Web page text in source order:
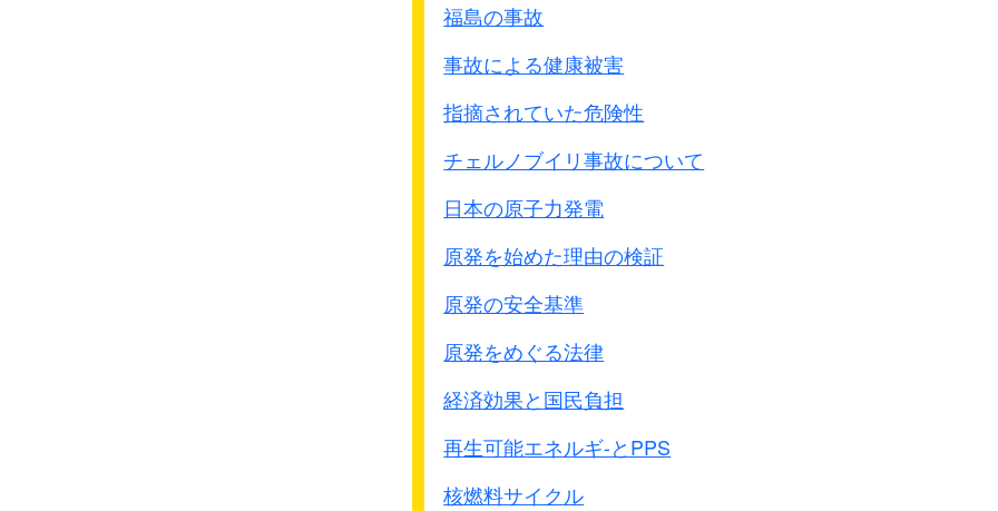
むしろゲリラの襲撃で日本軍が
負けることが多くなり泥沼の戦争に入りました。
日本兵の手記にはゲリラに対する恐怖心でビクビクし、
襲撃されて逃げる場面が多く見られます。
せっかく占領してもゲリラのために
点と線しか確保できない状態になってきたのです。
日本軍中央の見方は甘く、
あくまで敵は国民政府と考えていたのです。
戦史叢書・北支の治安戦 1 から
治安粛清の対象としての中国共産党に対する
当時は中共軍を必ずしも重視せず、
わが占領地域に残存潜在する蒋系(注：国民政府系)
福島の事故
事故による健康被害
指摘されていた危険性
チェルノブイリ事故について
日本の原子力発電
原発を始めた理由の検証
原発の安全基準
原発をめぐる法律
経済効果と国民負担
再生可能エネルギ-とPPS
核燃料サイクル